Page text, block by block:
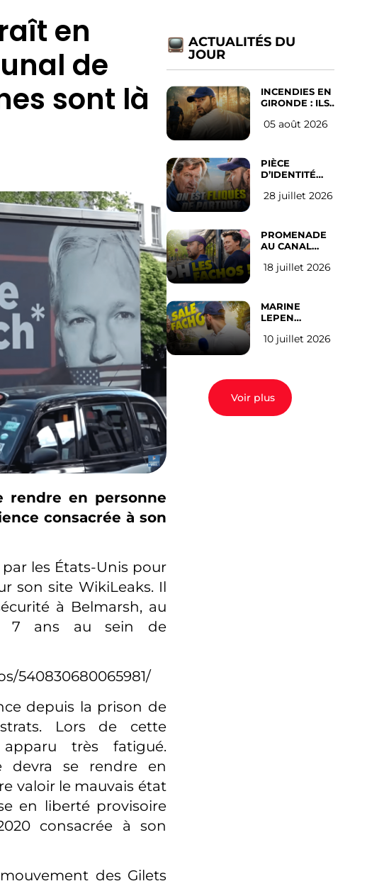
en
de
sont là
rendre en personne
consacrée à son
les États-Unis pour
son site WikiLeaks. Il
à Belmarsh, au
7 ans au sein de
540830680065981/
depuis la prison de
Lors de cette
très fatigué.
devra se rendre en
valoir le mauvais état
en liberté provisoire
consacrée à son
des Gilets
ACTUALITÉS DU
JOUR
INCENDIES EN
GIRONDE : ILS
D’ABANDONNER
05 août 2026
PIÈCE
D’IDENTITÉ
SUR LES
l’avis des
Français
28 juillet 2026
PROMENADE
AU CANAL
(les gauchistes
18 juillet 2026
MARINE
LEPEN
EN 2027 : l’avis
10 juillet 2026
Voir plus